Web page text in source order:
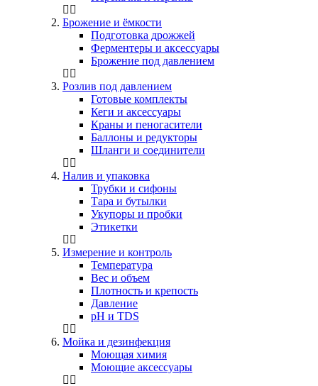
Брожение и ёмкости
Подготовка дрожжей
Ферментеры и аксессуары
Брожение под давлением
Розлив под давлением
Готовые комплекты
Кеги и аксессуары
Краны и пеногасители
Баллоны и редукторы
Шланги и соединители
Налив и упаковка
Трубки и сифоны
Тара и бутылки
Укупоры и пробки
Этикетки
Измерение и контроль
Температура
Вес и объем
Плотность и крепость
Давление
pH и TDS
Мойка и дезинфекция
Моющая химия
Моющие аксессуары